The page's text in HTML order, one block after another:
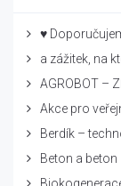
♥
a zážitek, na
AGROBOT –
Akce pro
Berdík –
Beton a beton